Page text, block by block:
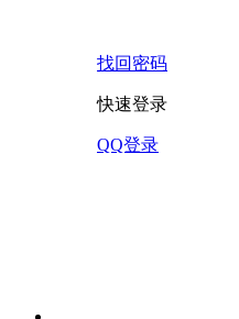
找回密码
快速登录
QQ登录